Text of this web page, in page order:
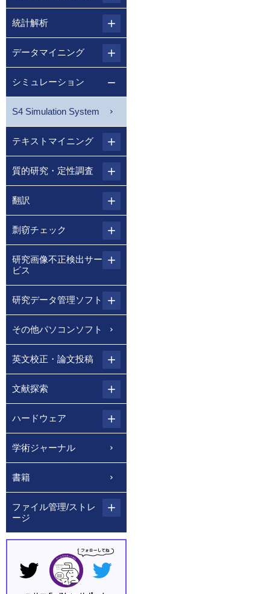
統計解析
データマイニング
シミュレーション
S4 Simulation System
テキストマイニング
質的研究・定性調査
翻訳
剽窃チェック
研究画像不正検出サー
ビス
研究データ管理ソフト
その他パソコンソフト
英文校正・論文投稿
文献探索
ハードウェア
学術ジャーナル
書籍
ファイル管理/ストレ
ージ